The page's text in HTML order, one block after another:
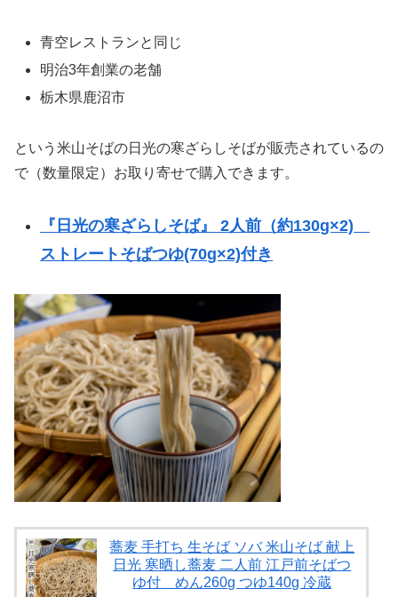
青空レストランと同じ
明治3年創業の老舗
栃木県鹿沼市
という米山そばの日光の寒ざらしそばが販売されているの
で（数量限定）お取り寄せで購入できます。
『日光の寒ざらしそば』 2人前（約130g×2)
ストレートそばつゆ(70g×2)付き
蕎麦 手打ち 生そば ソバ 米山そば 献上
日光 寒晒し蕎麦 二人前 江戸前そばつ
ゆ付 めん260g つゆ140g 冷蔵